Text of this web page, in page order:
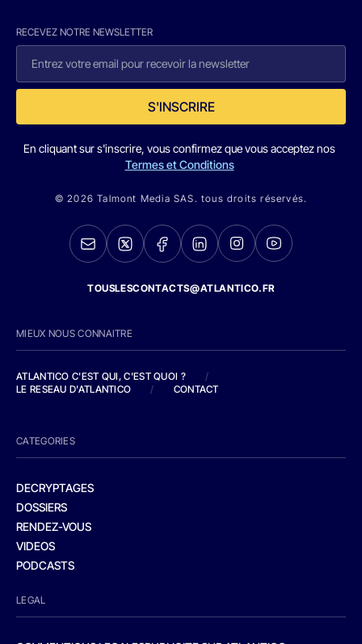
RECEVEZ NOTRE NEWSLETTER
S'INSCRIRE
En cliquant sur s'inscrire, vous confirmez que vous acceptez nos
Termes et Conditions
© 2026 Talmont Media SAS. tous droits réservés.
TOUSLESCONTACTS@ATLANTICO.FR
MIEUX NOUS CONNAITRE
ATLANTICO C'EST QUI, C'EST QUOI ?
/
LE RESEAU D'ATLANTICO
/ CONTACT
CATEGORIES
DECRYPTAGES
DOSSIERS
RENDEZ-VOUS
VIDEOS
PODCASTS
LEGAL